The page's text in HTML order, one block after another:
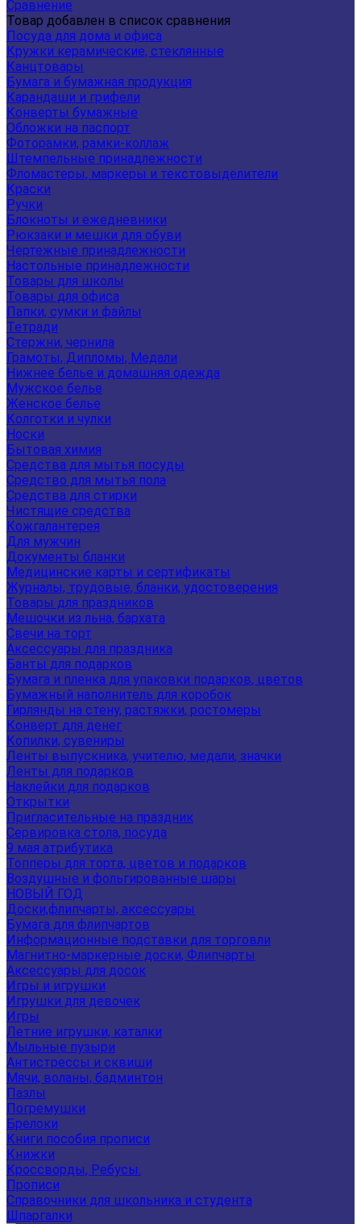
Сравнение
Товар добавлен в список сравнения
Посуда для дома и офиса
Кружки керамические, стеклянные
Канцтовары
Бумага и бумажная продукция
Карандаши и грифели
Конверты бумажные
Обложки на паспорт
Фоторамки, рамки-коллаж
Штемпельные принадлежности
Фломастеры, маркеры и текстовыделители
Краски
Ручки
Блокноты и ежедневники
Рюкзаки и мешки для обуви
Чертежные принадлежности
Настольные принадлежности
Товары для школы
Товары для офиса
Папки, сумки и файлы
Тетради
Стержни, чернила
Грамоты, Дипломы, Медали
Нижнее белье и домашняя одежда
Мужское белье
Женское белье
Колготки и чулки
Носки
Бытовая химия
Средства для мытья посуды
Средство для мытья пола
Средства для стирки
Чистящие средства
Кожгалантерея
Для мужчин
Документы бланки
Медицинские карты и сертификаты
Журналы, трудовые, бланки, удостоверения
Товары для праздников
Мешочки из льна, бархата
Свечи на торт
Аксессуары для праздника
Банты для подарков
Бумага и пленка для упаковки подарков, цветов
Бумажный наполнитель для коробок
Гирлянды на стену, растяжки, ростомеры
Конверт для денег
Копилки, сувениры
Ленты выпускника, учителю, медали, значки
Ленты для подарков
Наклейки для подарков
Открытки
Пригласительные на праздник
Сервировка стола, посуда
9 мая атрибутика
Топперы для торта, цветов и подарков
Воздушные и фольгированные шары
НОВЫЙ ГОД
Доски,флипчарты, аксессуары
Бумага для флипчартов
Информационные подставки для торговли
Магнитно-маркерные доски, Флипчарты
Аксессуары для досок
Игры и игрушки
Игрушки для девочек
Игры
Летние игрушки, каталки
Мыльные пузыри
Антистрессы и сквиши
Мячи, воланы, бадминтон
Пазлы
Погремушки
Брелоки
Книги пособия прописи
Книжки
Кроссворды, Ребусы.
Прописи
Справочники для школьника и студента
Шпаргалки